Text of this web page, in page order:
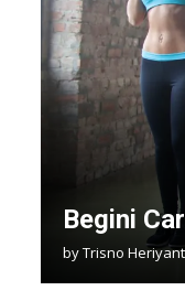
Begini
byTrisno